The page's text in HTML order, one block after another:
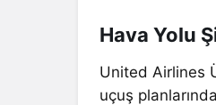
Hava Yolu
United Airlines
uçuş